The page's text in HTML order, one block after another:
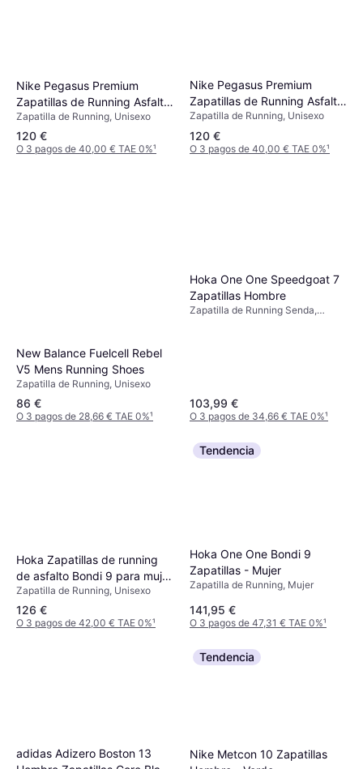
Nike Pegasus Premium
Zapatillas de Running Asfalto
- Negro
Zapatilla de Running, Unisexo
120 €
O 3 pagos de 40,00 € TAE 0%¹
Nike Pegasus Premium
Zapatillas de Running Asfalto
- Negro
Zapatilla de Running, Unisexo
120 €
O 3 pagos de 40,00 € TAE 0%¹
New Balance Fuelcell Rebel
V5 Mens Running Shoes
Zapatilla de Running, Unisexo
86 €
O 3 pagos de 28,66 € TAE 0%¹
Hoka One One Speedgoat 7
Zapatillas Hombre
Zapatilla de Running Senda,
103,99 €
O 3 pagos de 34,66 € TAE 0%¹
Hoka Zapatillas de running
de asfalto Bondi 9 para mujer
- Negro
Zapatilla de Running, Unisexo
126 €
O 3 pagos de 42,00 € TAE 0%¹
Tendencia
Hoka One One Bondi 9
Zapatillas - Mujer
Zapatilla de Running, Mujer
141,95 €
O 3 pagos de 47,31 € TAE 0%¹
adidas Adizero Boston 13
Tendencia
Nike Metcon 10 Zapatillas